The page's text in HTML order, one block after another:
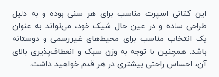
این کتانی اسپرت مناسب برای هر سنی بوده و به دلیل
طراحی ساده و در عین حال شیک خود، می‌تواند به عنوان
یک انتخاب مناسب برای محیط‌های غیررسمی و دوستانه
باشد. همچنین با توجه به وزن سبک و انعطاف‌پذیری بالای
آن، احساس راحتی بیشتری در هر قدم خواهید داشت.